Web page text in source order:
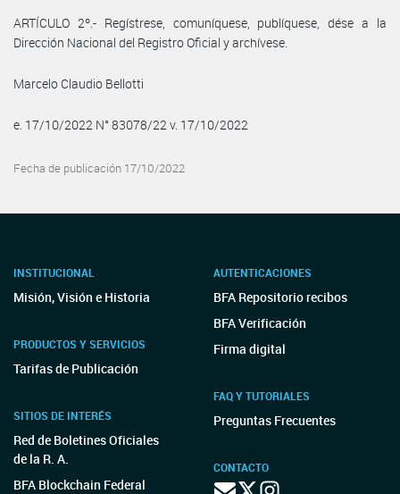
ARTÍCULO 2º.- Regístrese, comuníquese, publíquese, dése a la
Dirección Nacional del Registro Oficial y archívese.
Marcelo Claudio Bellotti
e. 17/10/2022 N° 83078/22 v. 17/10/2022
Fecha de publicación 17/10/2022
INSTITUCIONAL
Misión, Visión e Historia
PRODUCTOS Y SERVICIOS
Tarifas de Publicación
SITIOS DE INTERÉS
Red de Boletines Oficiales
de la R. A.
BFA Blockchain Federal
AUTENTICACIONES
BFA Repositorio recibos
BFA Verificación
Firma digital
FAQ Y TUTORIALES
Preguntas Frecuentes
CONTACTO